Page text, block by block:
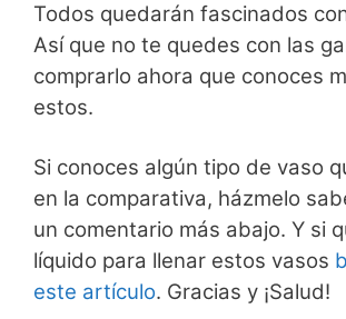
Todos quedarán fascinados
Así que no te quedes con las
comprarlo ahora que conoces
estos.
Si conoces algún tipo de vaso
en la comparativa, házmelo
un comentario más abajo. Y si
líquido para llenar estos vasos
este artículo. Gracias y ¡Salud!